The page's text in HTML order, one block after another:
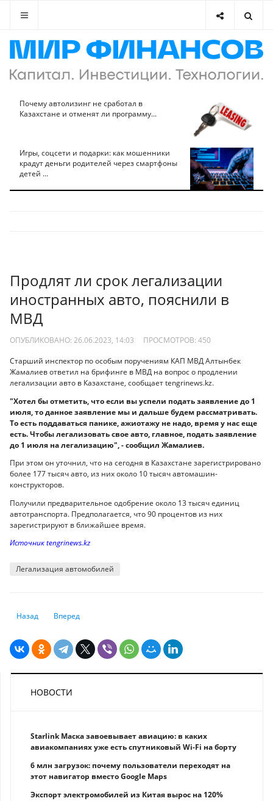
Почему автолизинг не сработал в
Казахстане и отменят ли программу...
Игры, соцсети и подарки: как мошенники
крадут деньги родителей через смартфоны
детей ...
Продлят ли срок легализации
иностранных авто, пояснили в
МВД
ОПУБЛИКОВАНО: 26.06.2023, 14:03 ПРОСМОТРОВ: 450
Старший инспектор по особым поручениям КАП МВД Алтынбек
Жамалиев ответил на брифинге в МВД на вопрос о продлении
легализации авто в Казахстане, сообщает tengrinews.kz.
"Хотел бы отметить, что если вы успели подать заявление до 1
июля, то данное заявление мы и дальше будем рассматривать.
То есть поддаваться панике, ажиотажу не надо, время у нас еще
есть. Чтобы легализовать свое авто, главное, подать заявление
до 1 июля на легализацию", - сообщил Жамалиев.
При этом он уточнил, что на сегодня в Казахстане зарегистрировано
более 177 тысяч авто, из них около 10 тысяч автомашин-
конструкторов.
Получили предварительное одобрение около 13 тысяч единиц
автотранспорта. Предполагается, что 90 процентов из них
зарегистрируют в ближайшее время.
Источник tengrinews.kz
Легализация автомобилей
Предыдущий: Запрет на выезд и как оплатить штрафы через
Назад Следующий: Нужно ли ограничивать высоту зданий в
Вперед
НОВОСТИ
Starlink Маска завоевывает авиацию: в каких
авиакомпаниях уже есть спутниковый Wi-Fi на борту
6 млн загрузок: почему пользователи переходят на
этот навигатор вместо Google Maps
Экспорт электромобилей из Китая вырос на 120%